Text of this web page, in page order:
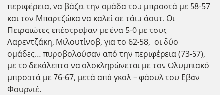
περιφέρεια, να βάζει την ομάδα του μπροστά με 58-57
και τον Μπαρτζώκα να καλεί σε τάιμ άουτ. Οι
Πειραιώτες επέστρεψαν με ένα 5-0 με τους
Λαρεντζάκη, Μιλουτίνοβ, για το 62-58, οι δύο
ομάδες… πυροβολούσαν από την περιφέρεια (73-67),
με το δεκάλεπτο να ολοκληρώνεται με τον Ολυμπιακό
μπροστά με 76-67, μετά από γκολ – φάουλ του Εβάν
Φουρνιέ.